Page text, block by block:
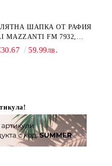
ШАПКА ОТ РАФИЯ
MAZZANTI FM 7932,
59.99лв.